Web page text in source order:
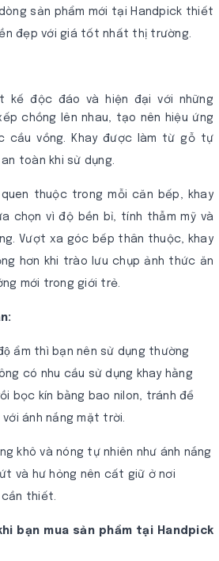
sản phẩm mới tại Handpick thiết
đẹp với giá tốt nhất thị trường.
kế độc đáo và hiện đại với những
chồng lên nhau, tạo nên hiệu ứng
cầu vồng.
Khay được làm từ gỗ tự
toàn khi sử dụng.
thuộc trong mỗi căn bếp, khay
chọn vì độ bền bỉ, tính thẫm mỹ và
Vượt xa góc bếp thân thuộc, khay
hơn khi trào lưu chụp ảnh thức ăn
mới trong giới trẻ.
ẩm thì bạn nên sử dụng thường
có nhu cầu sử dụng khay hằng
bọc kín bằng bao nilon, tránh để
ánh nắng mặt trời.
khô và nóng tự nhiên như ánh nắng
và hư hỏng nên cất giữ ở nơi
thiết.
bạn mua sản phẩm tại Handpick